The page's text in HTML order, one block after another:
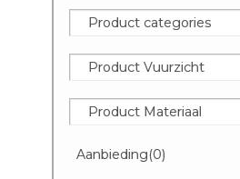
Aanbieding(0)